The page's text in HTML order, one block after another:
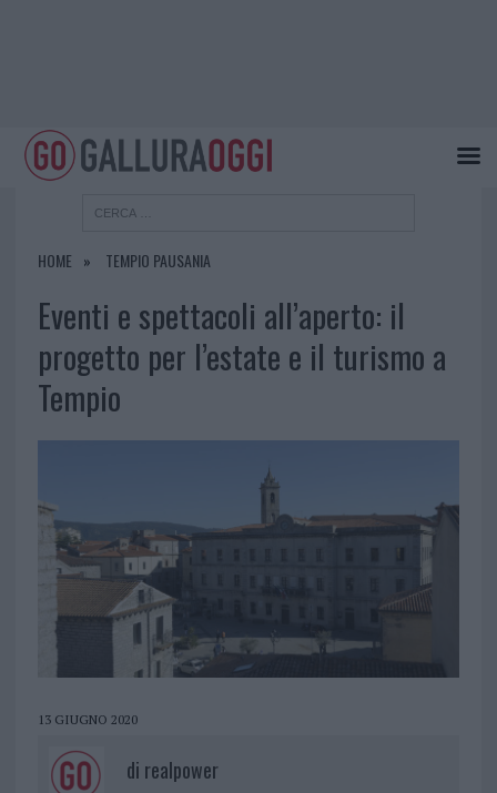
HOME TEMPIO PAUSANIA
Eventi e spettacoli all’aperto: il
progetto per l’estate e il turismo a
Tempio
13 GIUGNO 2020
di realpower